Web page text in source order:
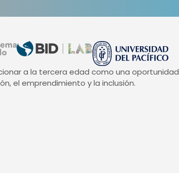
a la tercera edad como una oportunidad
el emprendimiento y la inclusión.